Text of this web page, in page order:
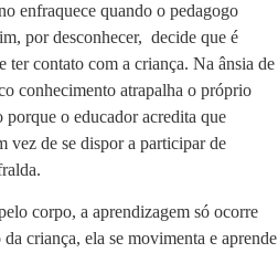
enfraquece quando o pedagogo
por desconhecer, decide que é
ter contato com a criança. Na ânsia de
conhecimento atrapalha o próprio
porque o educador acredita que
vez de se dispor a participar de
corpo, a aprendizagem só ocorre
criança, ela se movimenta e aprende